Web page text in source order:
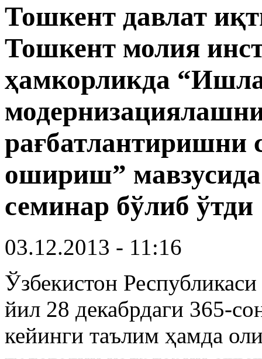
Тошкент давлат
Тошкент молия
ҳамкорликда
рағбатлантиришни
ошириш”
семинар бўлиб ўтди
03.12.2013 - 11:16
Ўзбекистон
йил 28 декабрдаги 365-
кейинги таълим ҳамда